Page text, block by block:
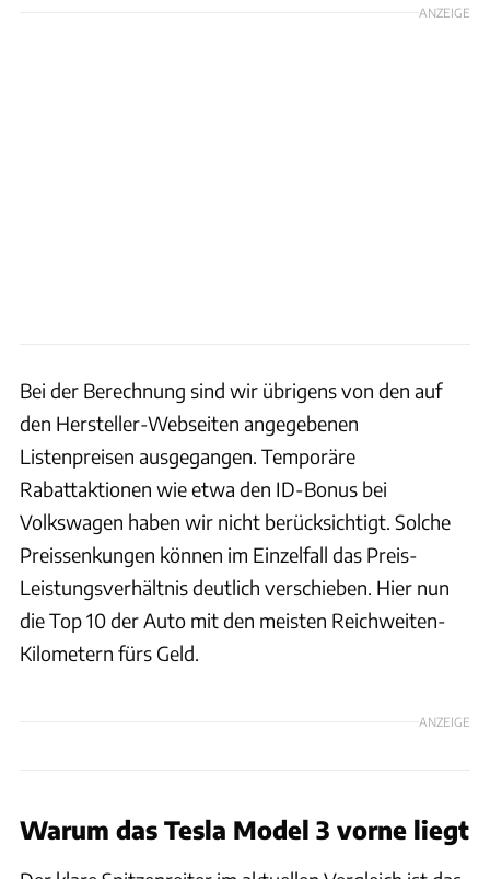
ANZEIGE
Bei der Berechnung sind wir übrigens von den auf
den Hersteller-Webseiten angegebenen
Listenpreisen ausgegangen. Temporäre
Rabattaktionen wie etwa den ID-Bonus bei
Volkswagen haben wir nicht berücksichtigt. Solche
Preissenkungen können im Einzelfall das Preis-
Leistungsverhältnis deutlich verschieben. Hier nun
die Top 10 der Auto mit den meisten Reichweiten-
Kilometern fürs Geld.
ANZEIGE
Warum das Tesla Model 3 vorne liegt